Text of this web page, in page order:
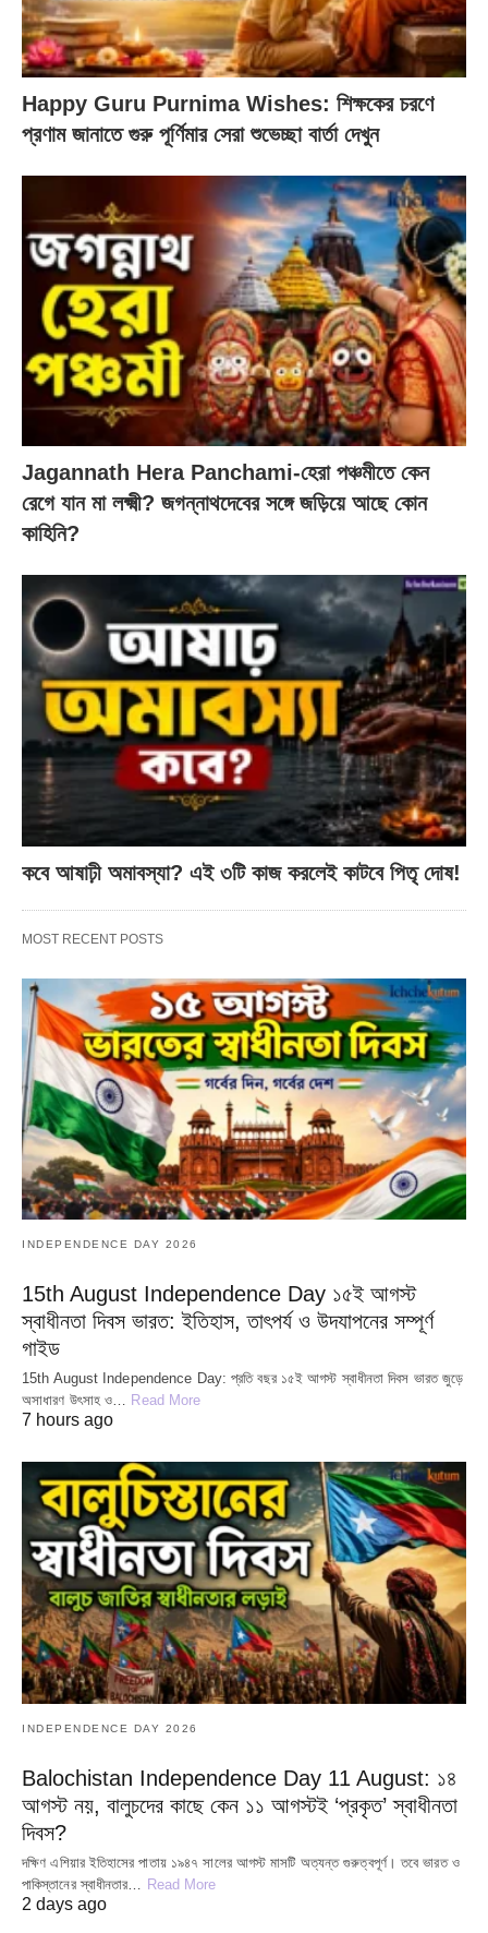
Happy Guru Purnima Wishes: শিক্ষকের চরণে
প্রণাম জানাতে গুরু পূর্ণিমার সেরা শুভেচ্ছা বার্তা দেখুন
Jagannath Hera Panchami-হেরা পঞ্চমীতে কেন
রেগে যান মা লক্ষ্মী? জগন্নাথদেবের সঙ্গে জড়িয়ে আছে কোন
কাহিনি?
কবে আষাঢ়ী অমাবস্যা? এই ৩টি কাজ করলেই কাটবে পিতৃ দোষ!
MOST RECENT POSTS
INDEPENDENCE DAY 2026
15th August Independence Day ১৫ই আগস্ট
স্বাধীনতা দিবস ভারত: ইতিহাস, তাৎপর্য ও উদযাপনের সম্পূর্ণ
গাইড
15th August Independence Day: প্রতি বছর ১৫ই আগস্ট স্বাধীনতা দিবস ভারত জুড়ে
অসাধারণ উৎসাহ ও… Read More
7 hours ago
INDEPENDENCE DAY 2026
Balochistan Independence Day 11 August: ১৪
আগস্ট নয়, বালুচদের কাছে কেন ১১ আগস্টই ‘প্রকৃত’ স্বাধীনতা
দিবস?
দক্ষিণ এশিয়ার ইতিহাসের পাতায় ১৯৪৭ সালের আগস্ট মাসটি অত্যন্ত গুরুত্বপূর্ণ। তবে ভারত ও
পাকিস্তানের স্বাধীনতার…
Read More
2 days ago